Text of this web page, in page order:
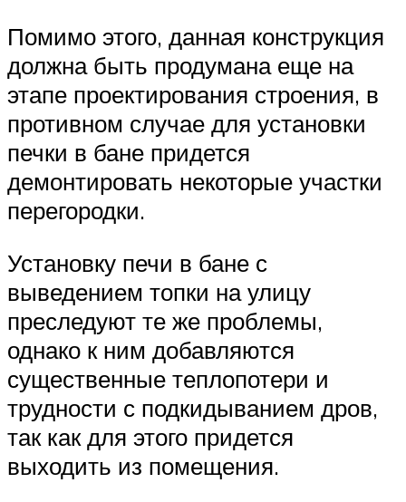
Помимо этого, данная конструкция
должна быть продумана еще на
этапе проектирования строения, в
противном случае для установки
печки в бане придется
демонтировать некоторые участки
перегородки.
Установку печи в бане с
выведением топки на улицу
преследуют те же проблемы,
однако к ним добавляются
существенные теплопотери и
трудности с подкидыванием дров,
так как для этого придется
выходить из помещения.